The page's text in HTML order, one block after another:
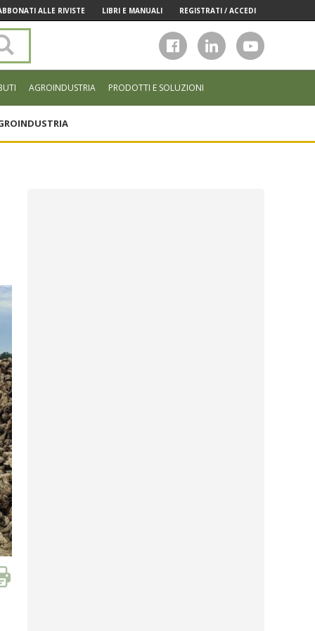
ALLE RIVISTE LIBRI E MANUALI REGISTRATI / ACCEDI
sito
AGROINDUSTRIA PRODOTTI E SOLUZIONI